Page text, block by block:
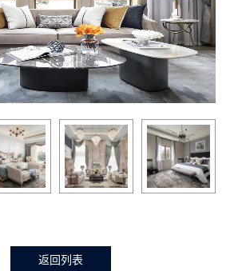
返回列表